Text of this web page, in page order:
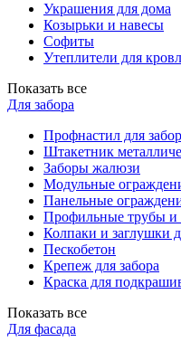
Украшения для дома
Козырьки и навесы
Софиты
Утеплители для
Показать все
Для забора
Профнастил для
Штакетник
Заборы жалюзи
Модульные
Панельные
Профильные трубы и
Колпаки и заглушки
Пескобетон
Крепеж для забора
Краска для
Показать все
Для фасада